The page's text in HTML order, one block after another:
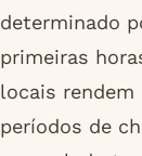
determinado
primeiras
locais
períodos de